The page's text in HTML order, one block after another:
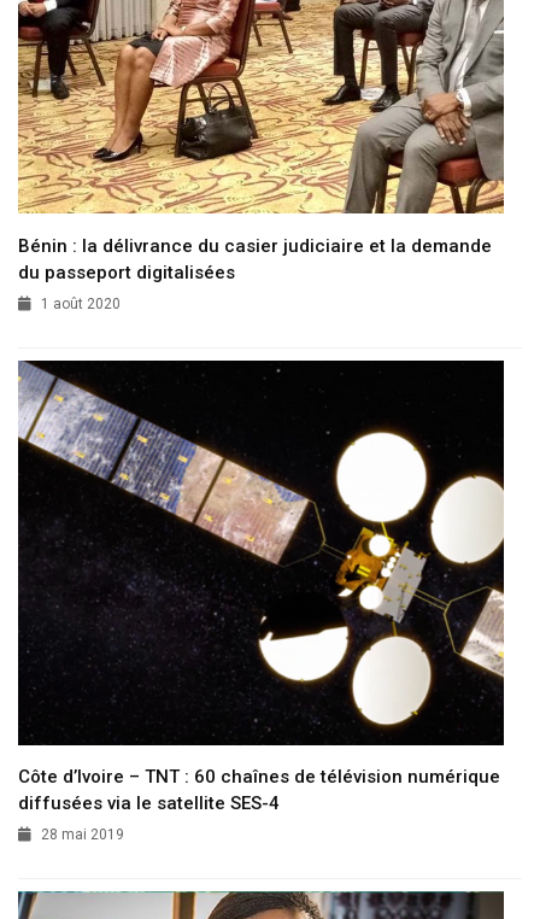
Bénin : la délivrance du casier judiciaire et la demande
du passeport digitalisées
1 août 2020
Côte d’Ivoire – TNT : 60 chaînes de télévision numérique
diffusées via le satellite SES-4
28 mai 2019